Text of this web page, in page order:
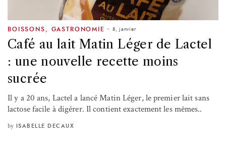
BOISSONS GASTRONOMIE 8, janvier
Café au lait Matin Léger de Lactel
: une nouvelle recette moins
sucrée
Il y a 20 ans, Lactel a lancé Matin Léger, le premier lait sans
lactose facile à digérer. Il contient exactement les mêmes..
by ISABELLE DECAUX